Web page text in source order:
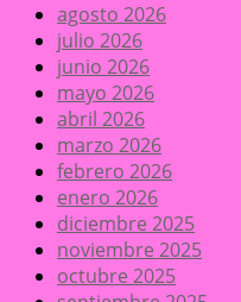
agosto 2026
julio 2026
junio 2026
mayo 2026
abril 2026
marzo 2026
febrero 2026
enero 2026
diciembre 2025
noviembre 2025
octubre 2025